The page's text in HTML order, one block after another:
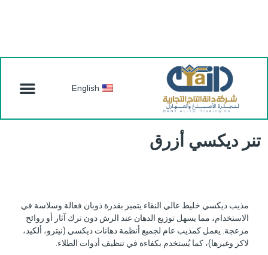
English
تنر ديكسي أزرق
مذيب ديكسي خليط عالي النقاء يتميز بقدرة ذوبان فعالة وسلاسة في
الاستخدام، مما يسهل توزيع الدهان عند الرش دون ترك آثار أو روائح
مزعجة. يعمل كمذيب عام لجميع أنظمة دهانات ديكسي (نيترو، ألكيد،
لاكر وغيرها)، كما يُستخدم بكفاءة في تنظيف أدوات الطلاء.